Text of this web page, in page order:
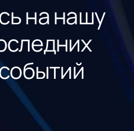
на нашу